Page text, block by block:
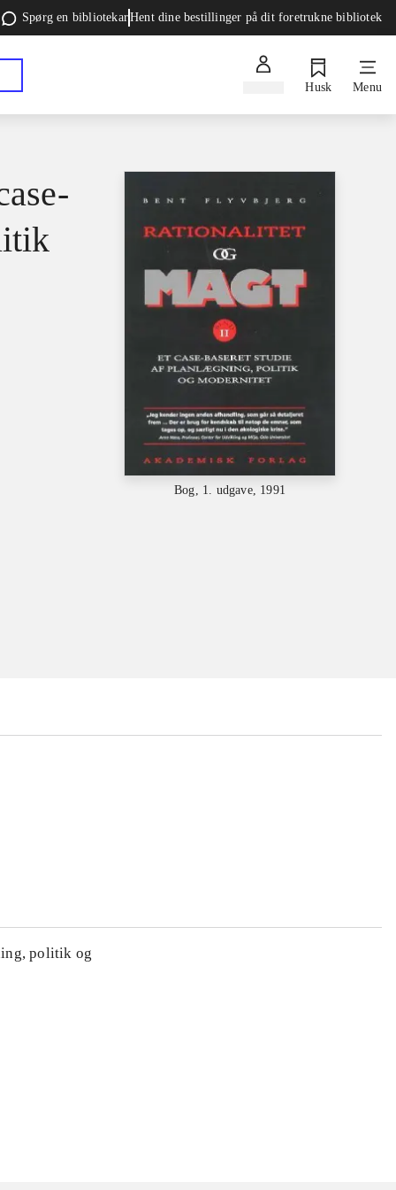
Spørg en bibliotekarHent dine bestillinger på dit foretrukne bibliotek
Husk Menu
Bog, 1. udgave, 1991
politik og